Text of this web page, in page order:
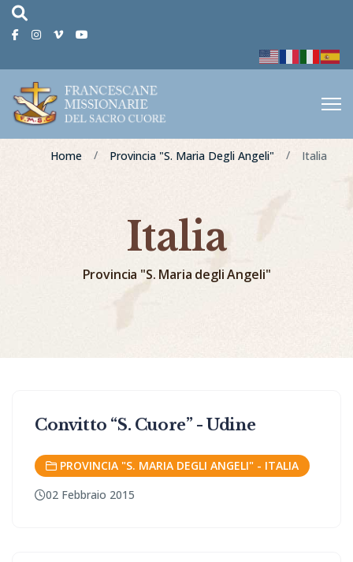
FacebookInstagram
Vimeo
fa-
glass
Home Provincia "S. Maria Degli Angeli" Italia
Italia
Provincia "S. Maria degli Angeli"
Convitto “S. Cuore” - Udine
PROVINCIA "S. MARIA DEGLI ANGELI" - ITALIA
02 Febbraio 2015